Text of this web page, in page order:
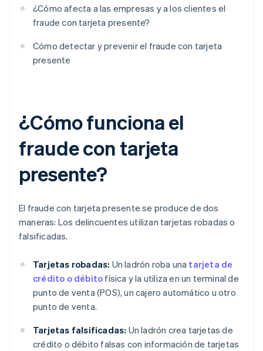
¿Cómo afecta a las empresas y a los clientes el
fraude con tarjeta presente?
Cómo detectar y prevenir el fraude con tarjeta
presente
¿Cómo funciona el
fraude con tarjeta
presente?
El fraude con tarjeta presente se produce de dos
maneras: Los delincuentes utilizan tarjetas robadas o
falsificadas.
Tarjetas robadas: Un ladrón roba una tarjeta de
crédito o débito física y la utiliza en un terminal de
punto de venta (POS), un cajero automático u otro
punto de venta.
Tarjetas falsificadas: Un ladrón crea tarjetas de
crédito o débito falsas con información de tarjetas